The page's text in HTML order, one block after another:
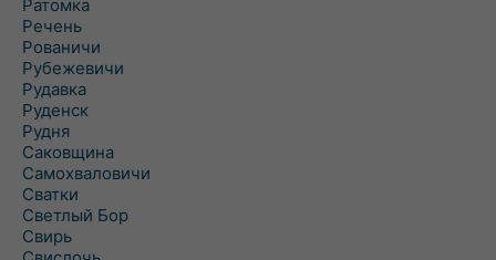
Ратомка
Речень
Рованичи
Рубежевичи
Рудавка
Руденск
Рудня
Саковщина
Самохваловичи
Сватки
Светлый Бор
Свирь